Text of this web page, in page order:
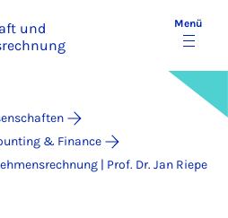
und
Menü
& Finance
| Prof. Dr. Jan Riepe